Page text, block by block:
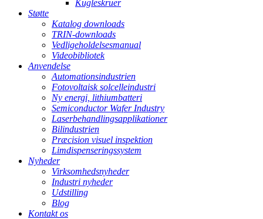
Kugleskruer
Støtte
Katalog downloads
TRIN-downloads
Vedligeholdelsesmanual
Videobibliotek
Anvendelse
Automationsindustrien
Fotovoltaisk solcelleindustri
Ny energi, lithiumbatteri
Semiconductor Wafer Industry
Laserbehandlingsapplikationer
Bilindustrien
Præcision visuel inspektion
Limdispenseringssystem
Nyheder
Virksomhedsnyheder
Industri nyheder
Udstilling
Blog
Kontakt os